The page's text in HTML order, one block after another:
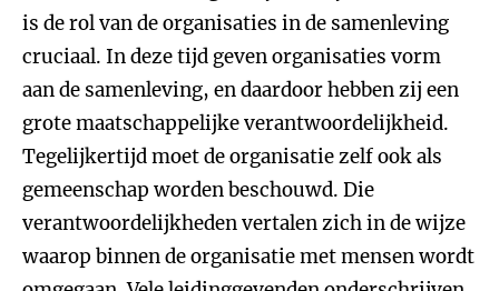
is de rol van de organisaties in de samenleving
cruciaal. In deze tijd geven organisaties vorm
aan de samenleving, en daardoor hebben zij een
grote maatschappelijke verantwoordelijkheid.
Tegelijkertijd moet de organisatie zelf ook als
gemeenschap worden beschouwd. Die
verantwoordelijkheden vertalen zich in de wijze
waarop binnen de organisatie met mensen wordt